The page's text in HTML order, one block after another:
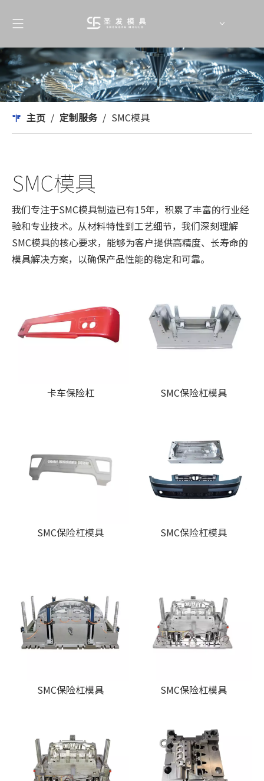
简体中文
主页 / 定制服务 / SMC模具
SMC模具
我们专注于SMC模具制造已有15年，积累了丰富的行业经
验和专业技术。从材料特性到工艺细节，我们深刻理解
SMC模具的核心要求，能够为客户提供高精度、长寿命的
模具解决方案，以确保产品性能的稳定和可靠。
卡车保险杠 SMC保险杠模具
SMC保险杠模具 SMC保险杠模具
SMC保险杠模具 SMC保险杠模具